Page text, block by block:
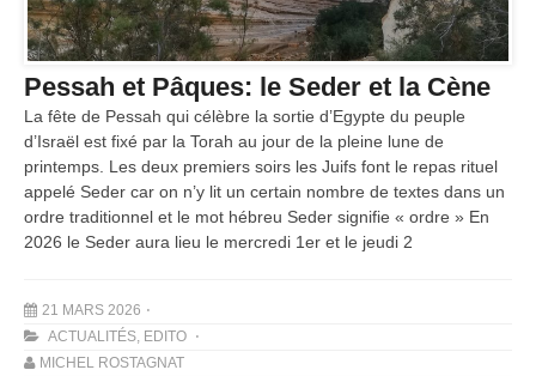
Pessah et Pâques: le Seder et la Cène
La fête de Pessah qui célèbre la sortie d’Egypte du peuple
d’Israël est fixé par la Torah au jour de la pleine lune de
printemps. Les deux premiers soirs les Juifs font le repas rituel
appelé Seder car on n’y lit un certain nombre de textes dans un
ordre traditionnel et le mot hébreu Seder signifie « ordre » En
2026 le Seder aura lieu le mercredi 1er et le jeudi 2
21 MARS 2026
ACTUALITÉS, EDITO
MICHEL ROSTAGNAT